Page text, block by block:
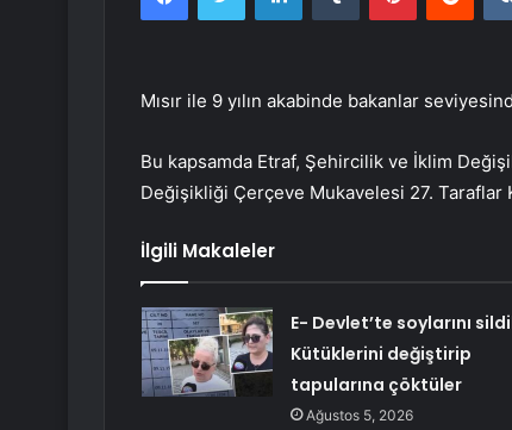
Mısır ile 9 yılın akabinde bakanlar
Bu kapsamda Etraf, Şehircilik ve İklim
Değişikliği Çerçeve Mukavelesi 27. Taraflar
İlgili Makaleler
E- Devlet’te soylarını
Kütüklerini değiştirip
tapularına çöktüler
Ağustos 5, 2026